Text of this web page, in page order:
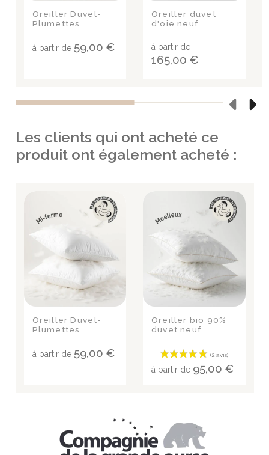
Oreiller Duvet-
Plumettes
à partir de 59,00 €
Oreiller duvet
d'oie neuf
à partir de
165,00 €
Les clients qui ont acheté ce
produit ont également acheté :
Oreiller Duvet-
Plumettes
à partir de 59,00 €
Oreiller bio 90%
duvet neuf
à partir de 95,00 €